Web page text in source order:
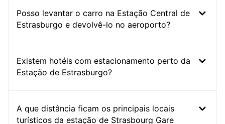
Posso levantar o carro na Estação Central de
Estrasburgo e devolvê-lo no aeroporto?
Existem hotéis com estacionamento perto da
Estação de Estrasburgo?
A que distância ficam os principais locais
turísticos da estação de Strasbourg Gare